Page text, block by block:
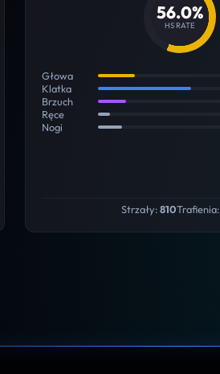
56.0%
HS RATE
Głowa
Klatka
Brzuch
Ręce
Nogi
Strzały:810Trafienia: